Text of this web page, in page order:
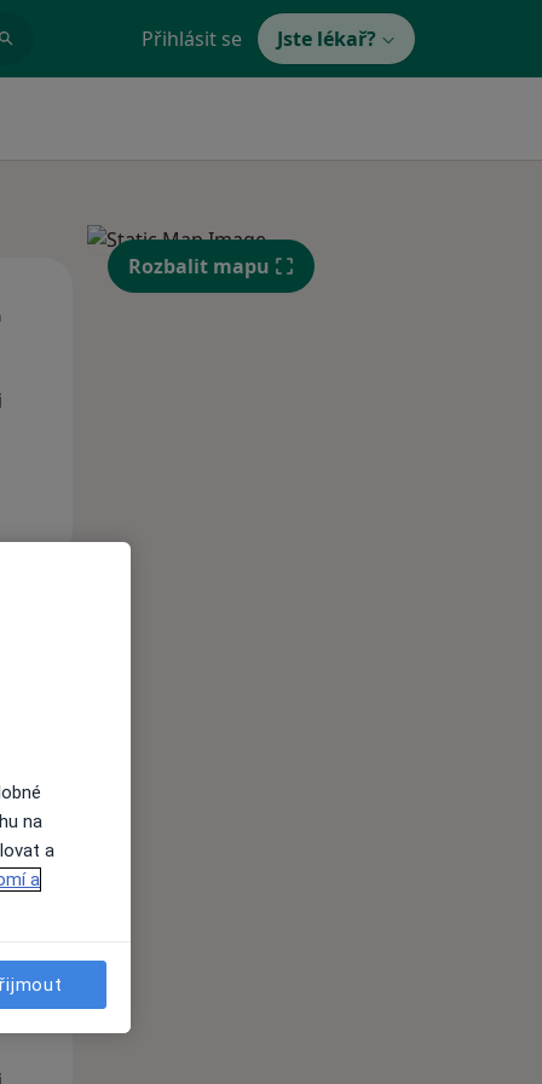
Přihlásit se Jste lékař?
Čt Pá
12 Srpen
Rozbalit mapu
na
a
a